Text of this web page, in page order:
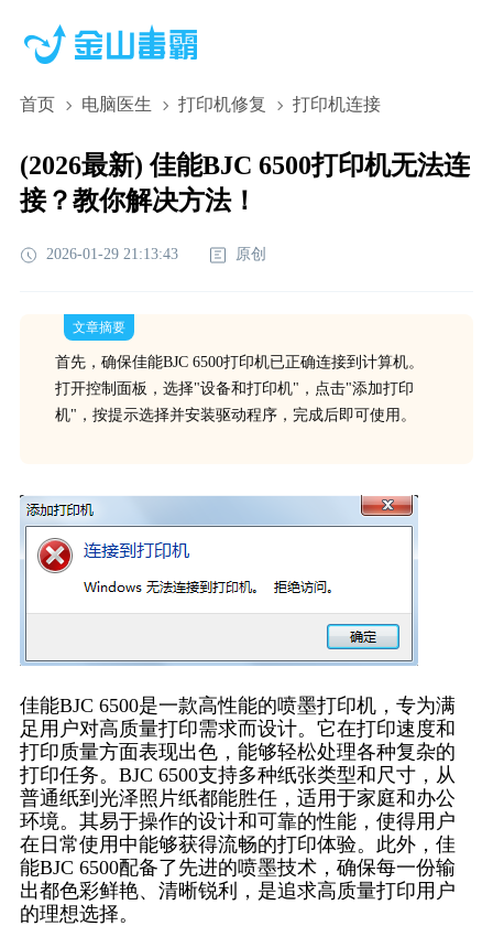
首页 电脑医生 打印机修复 打印机连接
(2026最新) 佳能BJC 6500打印机无法连
接？教你解决方法！
2026-01-29 21:13:43 原创
文章摘要
首先，确保佳能BJC 6500打印机已正确连接到计算机。
打开控制面板，选择"设备和打印机"，点击"添加打印
机"，按提示选择并安装驱动程序，完成后即可使用。
佳能BJC 6500是一款高性能的喷墨打印机，专为满
足用户对高质量打印需求而设计。它在打印速度和
打印质量方面表现出色，能够轻松处理各种复杂的
打印任务。BJC 6500支持多种纸张类型和尺寸，从
普通纸到光泽照片纸都能胜任，适用于家庭和办公
环境。其易于操作的设计和可靠的性能，使得用户
在日常使用中能够获得流畅的打印体验。此外，佳
能BJC 6500配备了先进的喷墨技术，确保每一份输
出都色彩鲜艳、清晰锐利，是追求高质量打印用户
的理想选择。